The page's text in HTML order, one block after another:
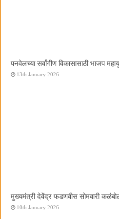
पनवेलच्या सर्वांगीण विकासासाठी भाजप
13th January 2026
मुख्यमंत्री देवेंद्र फडणवीस सोमवारी
10th January 2026